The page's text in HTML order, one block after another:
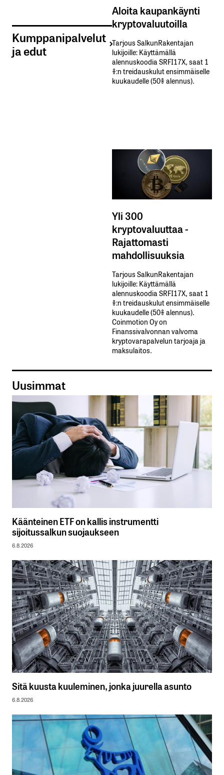
Kumppanipalvelut
ja edut
Aloita kaupankäynti
kryptovaluutoilla
Tarjous SalkunRakentajan
lukijoille: Käyttämällä​ ​
alennuskoodia​ ​SRFI17X,​ ​saat​ ​1
%:n treidauskulut​ ​ensimmäiselle​ ​
kuukaudelle​ ​(50%​ ​alennus).
Yli 300
kryptovaluuttaa -
Rajattomasti
mahdollisuuksia
Tarjous SalkunRakentajan
lukijoille: Käyttämällä​ ​
alennuskoodia​ ​SRFI17X,​ ​saat​ ​1
%:n treidauskulut​ ​ensimmäiselle​ ​
kuukaudelle​ ​(50%​ ​alennus).
Coinmotion Oy on
Finanssivalvonnan valvoma
kryptovarapalvelun tarjoaja ja
maksulaitos.
Uusimmat
Käänteinen ETF on kallis instrumentti
sijoitussalkun suojaukseen
6.8.2026
Sitä kuusta kuuleminen, jonka juurella asunto
6.8.2026